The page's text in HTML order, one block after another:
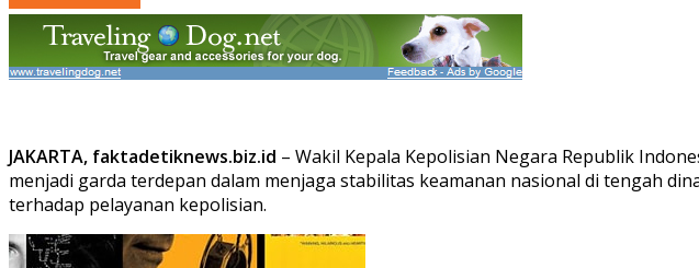
JAKARTA, faktadetiknews.biz.id – Wakil Kepala Kepolisian Negara Republik
menjadi garda terdepan dalam menjaga stabilitas keamanan nasional di tengah
terhadap pelayanan kepolisian.